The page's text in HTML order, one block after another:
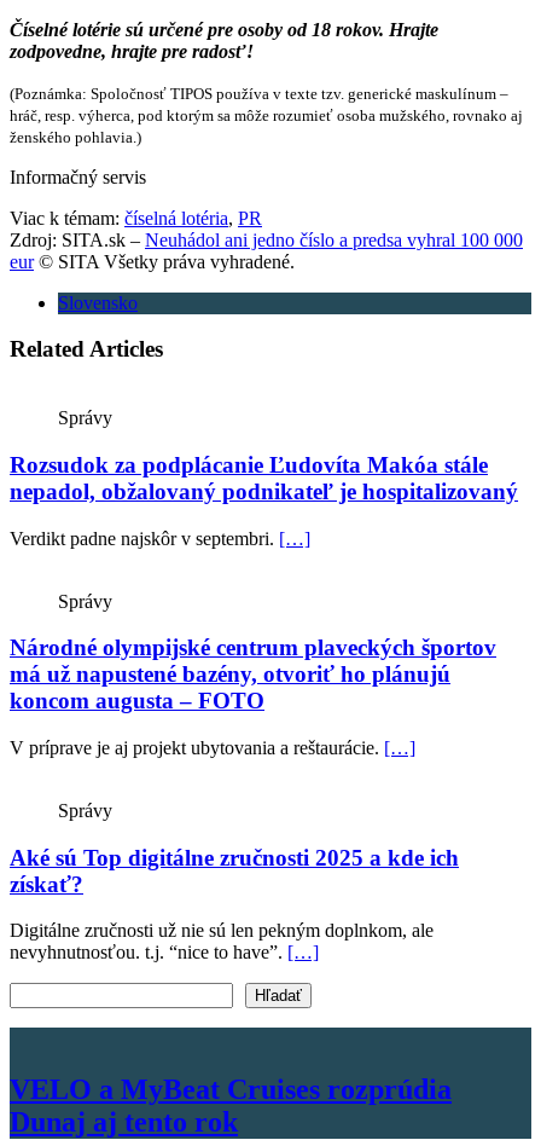
Číselné lotérie sú určené pre osoby od 18 rokov. Hrajte
zodpovedne, hrajte pre radosť!
(Poznámka: Spoločnosť TIPOS používa v texte tzv. generické maskulínum –
hráč, resp. výherca, pod ktorým sa môže rozumieť osoba mužského, rovnako aj
ženského pohlavia.)
Informačný servis
Viac k témam: číselná lotéria, PR
Zdroj: SITA.sk – Neuhádol ani jedno číslo a predsa vyhral 100 000
eur© SITA Všetky práva vyhradené.
Slovensko
Related Articles
Správy
Rozsudok za podplácanie Ľudovíta Makóa stále
nepadol, obžalovaný podnikateľ je hospitalizovaný
Verdikt padne najskôr v septembri. […]
Správy
Národné olympijské centrum plaveckých športov
má už napustené bazény, otvoriť ho plánujú
koncom augusta – FOTO
V príprave je aj projekt ubytovania a reštaurácie. […]
Správy
Aké sú Top digitálne zručnosti 2025 a kde ich
získať?
Digitálne zručnosti už nie sú len pekným doplnkom, ale
nevyhnutnosťou. t.j. “nice to have”. […]
Hľadať
VELO a MyBeat Cruises rozprúdia
Dunaj aj tento rok